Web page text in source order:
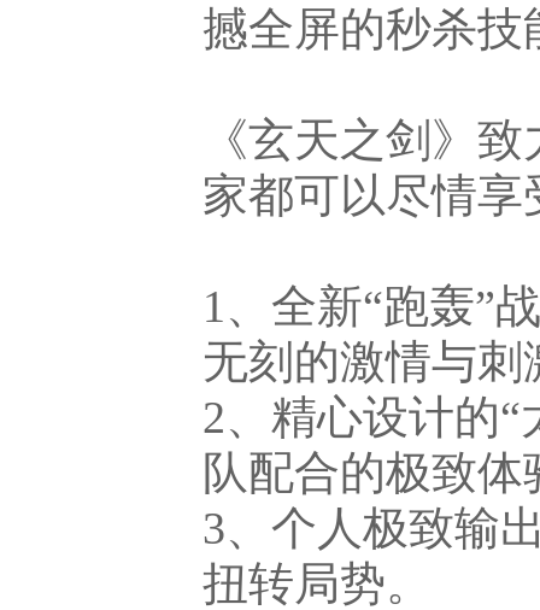
撼全屏的秒杀
《玄天之剑》
家都可以尽情
1、全新“跑轰”
无刻的激情与刺
2、精心设计的
队配合的极致体
3、个人极致输
扭转局势。